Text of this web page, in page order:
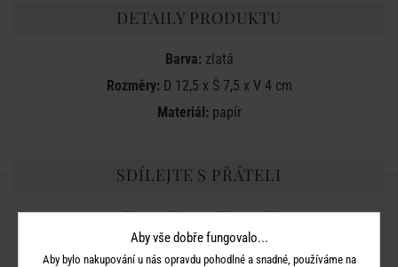
DETAILY PRODUKTU
Barva:zlatá
Rozměry:D 12,5 x Š 7,5 x V 4 cm
Materiál:papír
SDÍLEJTE S PŘÁTELI
Aby vše dobře fungovalo...
Aby bylo nakupování u nás opravdu pohodlné a snadné, používáme na